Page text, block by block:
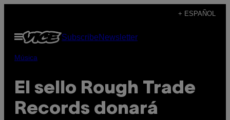
contenido
+ ESPAÑOL
Abrir
Menú
SubscribeNewsletter
Música
El sello Rough Trade
Records donará